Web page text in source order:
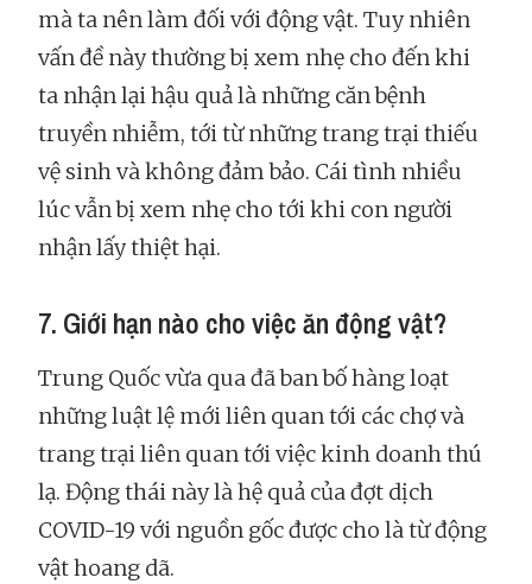
mà ta nên làm đối với động vật. Tuy nhiên
vấn đề này thường bị xem nhẹ cho đến khi
ta nhận lại hậu quả là những căn bệnh
truyền nhiễm, tới từ những trang trại thiếu
vệ sinh và không đảm bảo. Cái tình nhiều
lúc vẫn bị xem nhẹ cho tới khi con người
nhận lấy thiệt hại.
7. Giới hạn nào cho việc ăn động vật?
Trung Quốc vừa qua đã ban bố hàng loạt
những luật lệ mới liên quan tới các chợ và
trang trại liên quan tới việc kinh doanh thú
lạ. Động thái này là hệ quả của đợt dịch
COVID-19 với nguồn gốc được cho là từ động
vật hoang dã.